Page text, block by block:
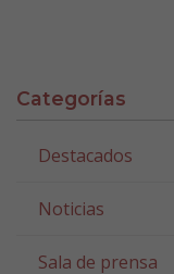
Categorías
Destacados
Noticias
Sala de prensa